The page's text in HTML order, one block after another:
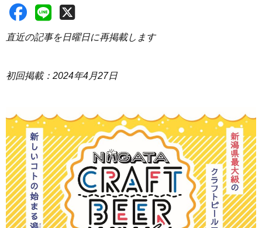
直近の記事を日曜日に再掲載します
初回掲載：2024年4月27日